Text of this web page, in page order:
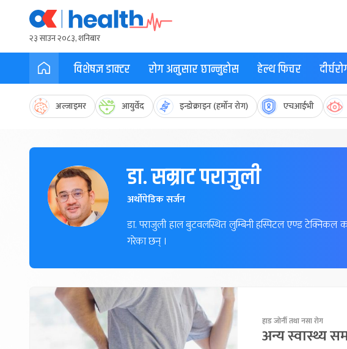
२३ साउन २०८३, शनिबार
विशेषज्ञ डाक्टर रोग अनुसार छान्नुहोस हेल्थ फिचर
अल्जाइमर आयुर्वेद इन्डोक्राइन (हर्मोन रोग) एचआईभी
डा. सम्राट पराजुली
अर्थोपेडिक सर्जन
डा. पराजुली हाल बुटवलस्थित लुम्बिनी हस्पिटल एण्ड टेक्निकल
गरेका छन् ।
हाड जोर्नी तथा नसा रोग
अन्य स्वास्थ्य